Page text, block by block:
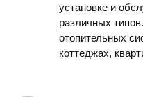
установке и
различных
отопительных
коттеджах,